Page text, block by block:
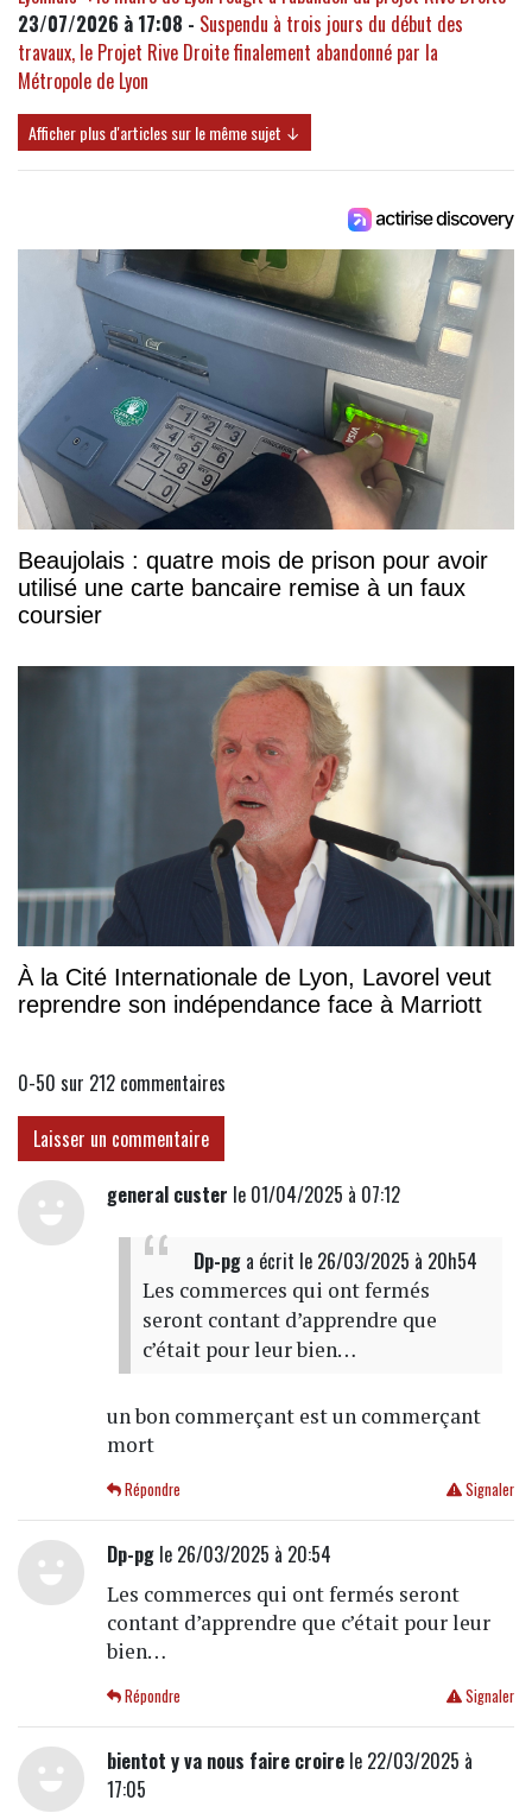
23/07/2026 à 17:08 - Suspendu à trois jours du début des
travaux, le Projet Rive Droite finalement abandonné par la
Métropole de Lyon
Afficher plus d'articles sur le même sujet ↓
Beaujolais : quatre mois de prison pour avoir
utilisé une carte bancaire remise à un faux
coursier
À la Cité Internationale de Lyon, Lavorel veut
reprendre son indépendance face à Marriott
0-50 sur 212 commentaires
Laisser un commentaire
general custer le 01/04/2025 à 07:12
Dp-pga écrit le 26/03/2025 à 20h54
Les commerces qui ont fermés
seront contant d’apprendre que
c’était pour leur bien…
un bon commerçant est un commerçant
mort
Signaler
Répondre
Dp-pgle 26/03/2025 à 20:54
Les commerces qui ont fermés seront
contant d’apprendre que c’était pour leur
bien…
Signaler
Répondre
bientot y va nous faire croirele 22/03/2025 à
17:05